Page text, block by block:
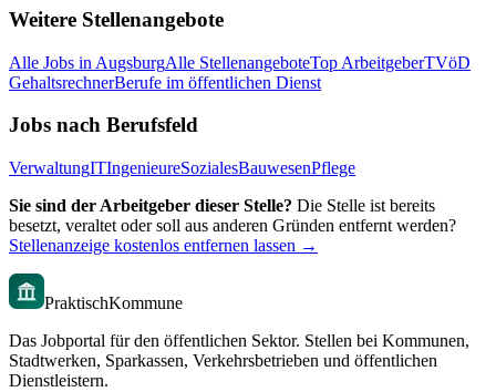
Weitere Stellenangebote
Alle Jobs in AugsburgAlle StellenangeboteTop ArbeitgeberTVöD
GehaltsrechnerBerufe im öffentlichen Dienst
Jobs nach Berufsfeld
VerwaltungITIngenieureSozialesBauwesenPflege
Sie sind der Arbeitgeber dieser Stelle? Die Stelle ist bereits
besetzt, veraltet oder soll aus anderen Gründen entfernt werden?
Stellenanzeige kostenlos entfernen lassen →
PraktischKommune
Das Jobportal für den öffentlichen Sektor. Stellen bei Kommunen,
Stadtwerken, Sparkassen, Verkehrsbetrieben und öffentlichen
Dienstleistern.